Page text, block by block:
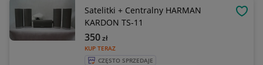
Satelitki + Centralny HARMAN
KARDON TS-11
KUP TERAZ
350zł
CZĘSTO SPRZEDAJE